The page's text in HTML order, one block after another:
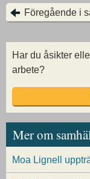
Föregående i
Har du åsikter
arbete?
Mer om
Moa Lignell